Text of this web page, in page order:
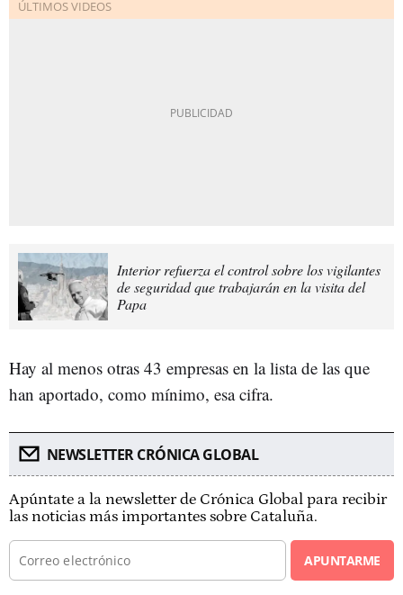
Interior refuerza el control sobre los vigilantes
de seguridad que trabajarán en la visita del
Papa
Hay al menos otras 43 empresas en la lista de las que
han aportado, como mínimo, esa cifra.
NEWSLETTER CRÓNICA GLOBAL
Apúntate a la newsletter de Crónica Global para recibir
las noticias más importantes sobre Cataluña.
APUNTARME